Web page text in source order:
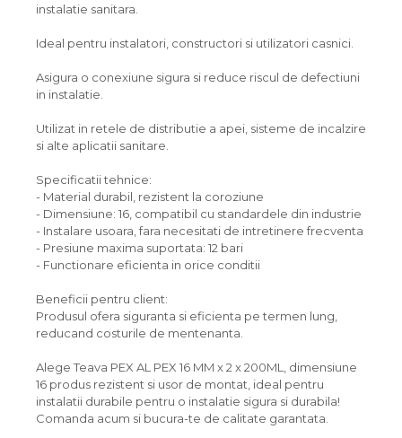
instalatie sanitara.
Ideal pentru instalatori, constructori si utilizatori casnici.
Asigura o conexiune sigura si reduce riscul de defectiuni
in instalatie.
Utilizat in retele de distributie a apei, sisteme de incalzire
si alte aplicatii sanitare.
Specificatii tehnice:
- Material durabil, rezistent la coroziune
- Dimensiune: 16, compatibil cu standardele din industrie
- Instalare usoara, fara necesitati de intretinere frecventa
- Presiune maxima suportata: 12 bari
- Functionare eficienta in orice conditii
Beneficii pentru client:
Produsul ofera siguranta si eficienta pe termen lung,
reducand costurile de mentenanta.
Alege Teava PEX AL PEX 16 MM x 2 x 200ML, dimensiune
16 produs rezistent si usor de montat, ideal pentru
instalatii durabile pentru o instalatie sigura si durabila!
Comanda acum si bucura-te de calitate garantata.